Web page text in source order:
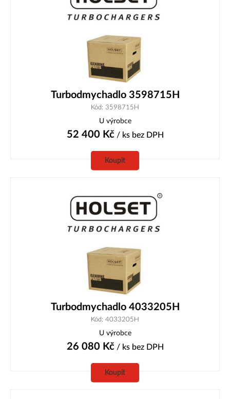
Turbodmychadlo 3598715H
Kód: 3598715H
U výrobce
52 400 Kč/ ks bez DPH
Koupit
Turbodmychadlo 4033205H
Kód: 4033205H
U výrobce
26 080 Kč/ ks bez DPH
Koupit